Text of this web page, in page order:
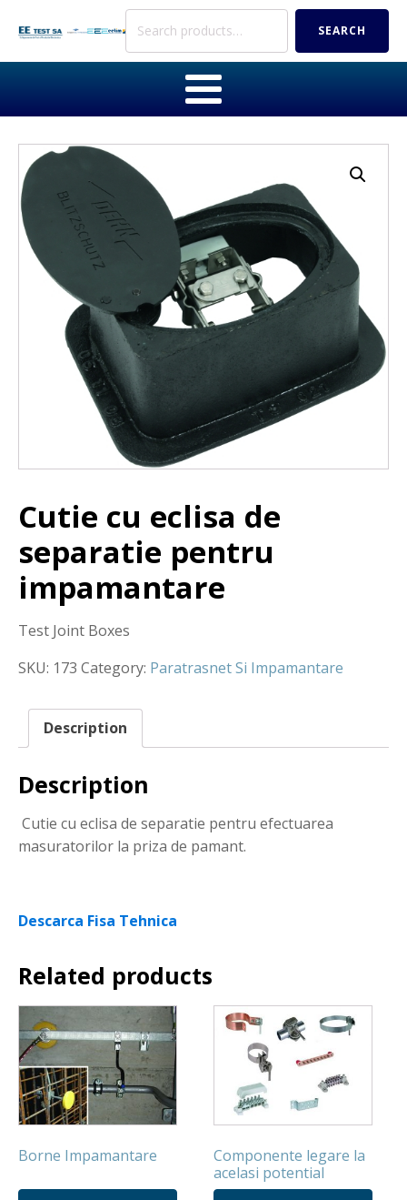
Search
SEARCH
Cutie cu eclisa de
separatie pentru
impamantare
Test Joint Boxes
SKU: 173 Category: Paratrasnet Si Impamantare
Description
Description
Cutie cu eclisa de separatie pentru efectuarea
masuratorilor la priza de pamant.
Descarca Fisa Tehnica
Related products
Borne Impamantare
Componente legare la
acelasi potential